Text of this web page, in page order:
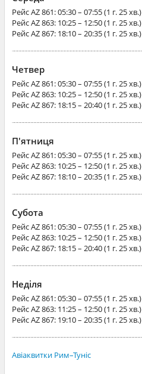
РейсAZ 861: 05:30 – 07:55 (1 г. 25 хв.)
РейсAZ 863: 10:25 – 12:50 (1 г. 25 хв.)
РейсAZ 867: 18:10 – 20:35 (1 г. 25 хв.)
Четвер
РейсAZ 861: 05:30 – 07:55 (1 г. 25 хв.)
РейсAZ 863: 10:25 – 12:50 (1 г. 25 хв.)
РейсAZ 867: 18:15 – 20:40 (1 г. 25 хв.)
П'ятниця
РейсAZ 861: 05:30 – 07:55 (1 г. 25 хв.)
РейсAZ 863: 10:25 – 12:50 (1 г. 25 хв.)
РейсAZ 867: 18:10 – 20:35 (1 г. 25 хв.)
Субота
РейсAZ 861: 05:30 – 07:55 (1 г. 25 хв.)
РейсAZ 863: 10:25 – 12:50 (1 г. 25 хв.)
РейсAZ 867: 18:15 – 20:40 (1 г. 25 хв.)
Неділя
РейсAZ 861: 05:30 – 07:55 (1 г. 25 хв.)
РейсAZ 863: 11:25 – 12:50 (1 г. 25 хв.)
РейсAZ 867: 19:10 – 20:35 (1 г. 25 хв.)
Авіаквитки Рим–Туніс